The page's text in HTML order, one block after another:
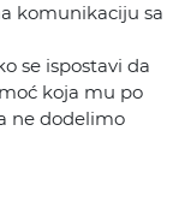
komunikaciju sa
se ispostavi da
koja mu po
ne dodelimo